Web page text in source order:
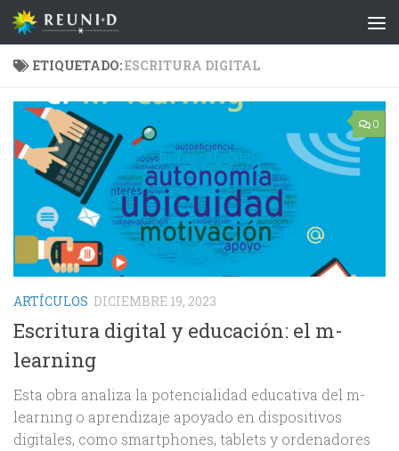
Saltar al contenido
ETIQUETADO:ESCRITURA DIGITAL
0
ARTÍCULOS DICIEMBRE 19, 2023
Escritura digital y educación: el m-
learning
Esta obra analiza la potencialidad educativa del m-
learning o aprendizaje apoyado en dispositivos
digitales, como smartphones, tablets y ordenadores